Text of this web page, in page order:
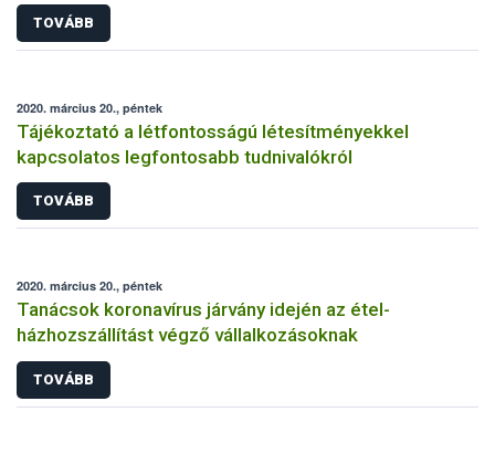
TOVÁBB
2020. március 20., péntek
Tájékoztató a létfontosságú létesítményekkel
kapcsolatos legfontosabb tudnivalókról
TOVÁBB
2020. március 20., péntek
Tanácsok koronavírus járvány idején az étel-
házhozszállítást végző vállalkozásoknak
TOVÁBB